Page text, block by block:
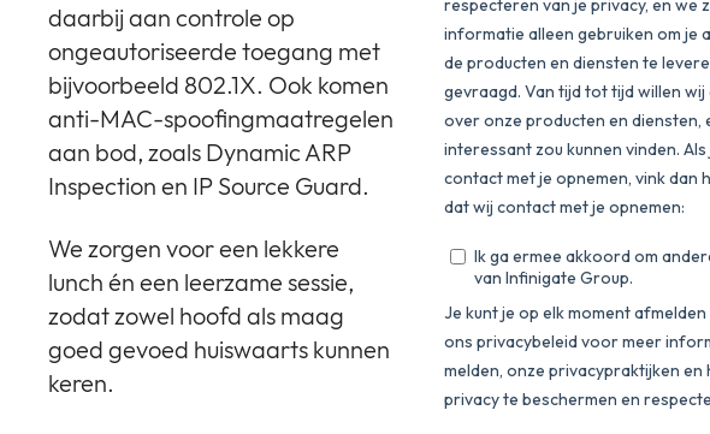
daarbij aan controle op
ongeautoriseerde toegang met
bijvoorbeeld 802.1X. Ook komen
anti-MAC-spoofingmaatregelen
aan bod, zoals Dynamic ARP
Inspection en IP Source Guard.
We zorgen voor een lekkere
lunch én een leerzame sessie,
zodat zowel hoofd als maag
goed gevoed huiswaarts kunnen
keren.